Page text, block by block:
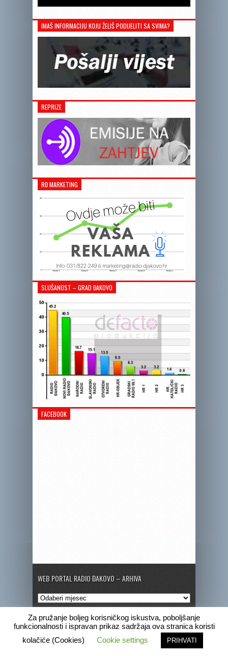
IMAŠ INFORMACIJU KOJU ŽELIŠ PODIJELITI SA SVIMA?
REPRIZE
RĐ MARKETING
SLUŠANOST – GRAD ĐAKOVO
FACEBOOK
WEB PORTAL RADIO ĐAKOVO – ARHIVA
Web
portal
Radio
Đakovo
Arhiva
Copyright © 2020 Radio Đakovo
Marketing Pogrebne obavijesti Program
Za pružanje boljeg korisničkog iskustva, poboljšanje
funkcionalnosti i ispravan prikaz sadržaja ova stranica koristi
kolačiće (Cookies)
Cookie settings PRIHVATI